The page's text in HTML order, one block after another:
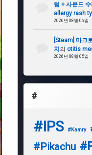
텀 + 사운드
allergy rash
2026년 08월 06일
[Steam] 마크
치의 otitis
2026년 08월 05일
#
#IPS #Kamry
#Pikachu